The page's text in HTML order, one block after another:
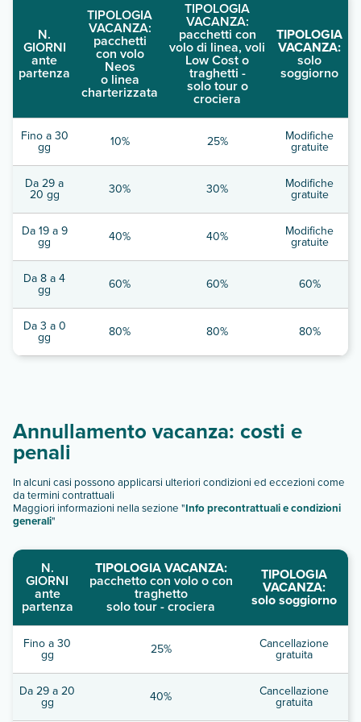
N.
GIORNI
ante
partenza
TIPOLOGIA
VACANZA:
pacchetti
con volo
Neos
o linea
charterizzata
TIPOLOGIA
VACANZA:
pacchetti con
volo di linea, voli
Low Cost o
traghetti -
solo tour o
crociera
TIPOLOGIA
VACANZA:
solo
soggiorno
Fino a 30
gg 10% 25% Modifiche
gratuite
Da 29 a
20 gg 30% 30% Modifiche
gratuite
Da 19 a 9
gg 40% 40% Modifiche
gratuite
Da 8 a 4
gg 60% 60% 60%
Da 3 a 0
gg 80% 80% 80%
Annullamento vacanza: costi e
penali
In alcuni casi possono applicarsi ulteriori condizioni ed eccezioni come
da termini contrattuali
Maggiori informazioni nella sezione "Info precontrattuali e condizioni
generali"
N.
GIORNI
ante
partenza
TIPOLOGIA VACANZA:
pacchetto con volo o con
traghetto
solo tour - crociera
TIPOLOGIA
VACANZA:
solo soggiorno
Fino a 30
gg 25% Cancellazione
gratuita
Da 29 a 20
gg 40% Cancellazione
gratuita